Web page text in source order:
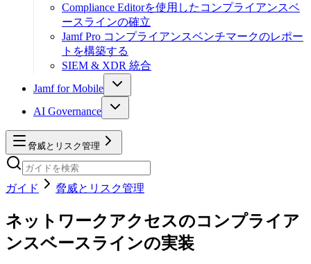
Compliance Editorを使用したコンプライアンスベ
ースラインの確立
Jamf Pro コンプライアンスベンチマークのレポー
トを構築する
SIEM & XDR 統合
Jamf for Mobile
AI Governance
脅威とリスク管理
ガイド 脅威とリスク管理
ネットワークアクセスのコンプライア
ンスベースラインの実装